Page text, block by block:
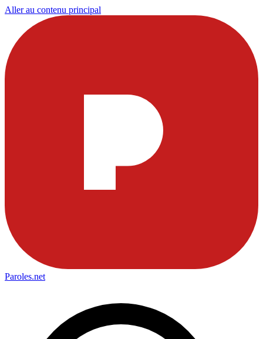
Aller au contenu principal
Paroles.net